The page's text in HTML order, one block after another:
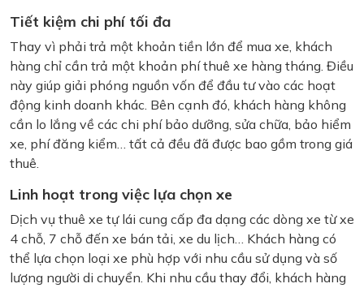
Tiết kiệm chi phí tối đa
Thay vì phải trả một khoản tiền lớn để mua xe, khách
hàng chỉ cần trả một khoản phí thuê xe hàng tháng. Điều
này giúp giải phóng nguồn vốn để đầu tư vào các hoạt
động kinh doanh khác. Bên cạnh đó, khách hàng không
cần lo lắng về các chi phí bảo dưỡng, sửa chữa, bảo hiểm
xe, phí đăng kiểm… tất cả đều đã được bao gồm trong giá
thuê.
Linh hoạt trong việc lựa chọn xe
Dịch vụ thuê xe tự lái cung cấp đa dạng các dòng xe từ xe
4 chỗ, 7 chỗ đến xe bán tải, xe du lịch… Khách hàng có
thể lựa chọn loại xe phù hợp với nhu cầu sử dụng và số
lượng người di chuyển. Khi nhu cầu thay đổi, khách hàng